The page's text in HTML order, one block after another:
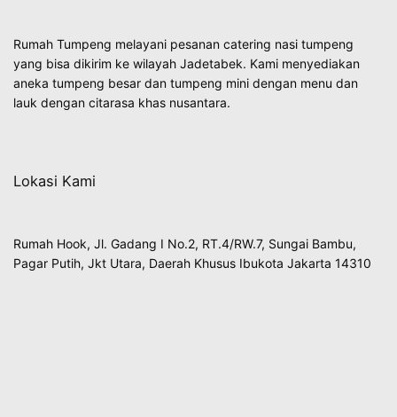
Rumah Tumpeng melayani pesanan catering nasi tumpeng
yang bisa dikirim ke wilayah Jadetabek. Kami menyediakan
aneka tumpeng besar dan tumpeng mini dengan menu dan
lauk dengan citarasa khas nusantara.
Lokasi Kami
Rumah Hook, Jl. Gadang I No.2, RT.4/RW.7, Sungai Bambu,
Pagar Putih, Jkt Utara, Daerah Khusus Ibukota Jakarta 14310